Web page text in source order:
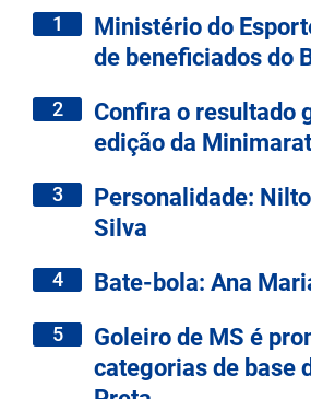
1
Ministério do
de beneficiados do
2
Confira o resultado
edição da
3
Personalidade:
Silva
4 Bate-bola: Ana
5
Goleiro de MS é
categorias de base